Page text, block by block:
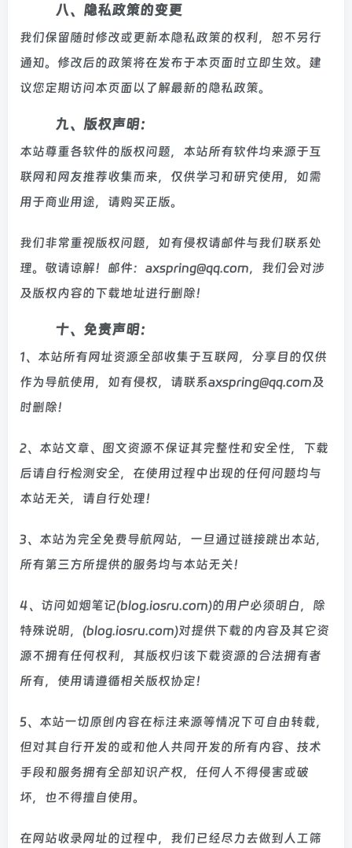
八、隐私政策的变更
我们保留随时修改或更新本隐私政策的权利，恕不另行
通知。修改后的政策将在发布于本页面时立即生效。建
议您定期访问本页面以了解最新的隐私政策。
九、版权声明：
本站尊重各软件的版权问题，本站所有软件均来源于互
联网和网友推荐收集而来，仅供学习和研究使用，如需
用于商业用途，请购买正版。
我们非常重视版权问题，如有侵权请邮件与我们联系处
理。敬请谅解！邮件：axspring@qq.com，我们会对涉
及版权内容的下载地址进行删除！
十、免责声明：
1、本站所有网址资源全部收集于互联网，分享目的仅供
作为导航使用，如有侵权，请联系axspring@qq.com及
时删除！
2、本站文章、图文资源不保证其完整性和安全性，下载
后请自行检测安全，在使用过程中出现的任何问题均与
本站无关，请自行处理！
3、本站为完全免费导航网站，一旦通过链接跳出本站，
所有第三方所提供的服务均与本站无关！
4、访问如烟笔记(blog.iosru.com)的用户必须明白，除
特殊说明，(blog.iosru.com)对提供下载的内容及其它资
源不拥有任何权利，其版权归该下载资源的合法拥有者
所有，使用请遵循相关版权协定！
5、本站一切原创内容在标注来源等情况下可自由转载，
但对其自行开发的或和他人共同开发的所有内容、技术
手段和服务拥有全部知识产权，任何人不得侵害或破
坏，也不得擅自使用。
在网站收录网址的过程中，我们已经尽力去做到人工筛